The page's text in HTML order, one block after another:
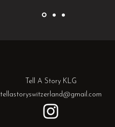
Tell A Story KLG
tellastoryswitzerland@gmail.com